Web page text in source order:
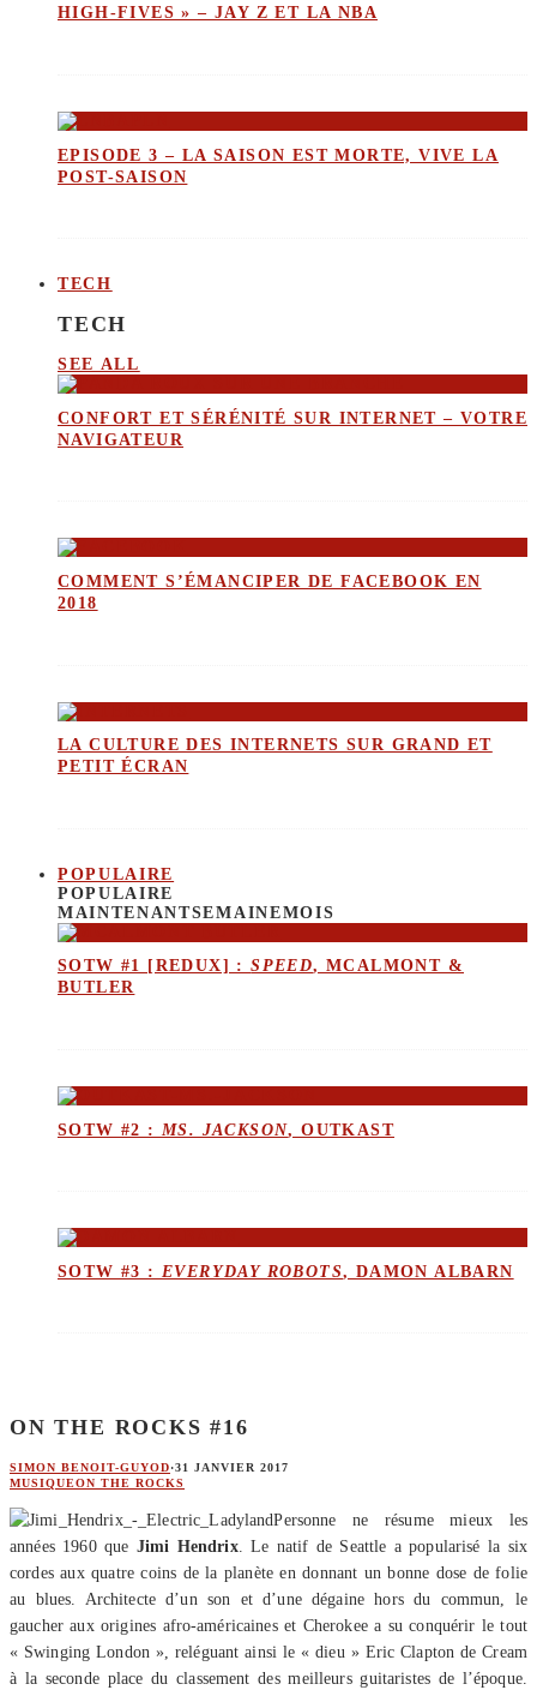
HIGH-FIVES » – JAY Z ET LA NBA
EPISODE 3 – LA SAISON EST MORTE, VIVE LA
POST-SAISON
TECH
TECH
SEE ALL
CONFORT ET SÉRÉNITÉ SUR INTERNET – VOTRE
NAVIGATEUR
COMMENT S’ÉMANCIPER DE FACEBOOK EN
2018
LA CULTURE DES INTERNETS SUR GRAND ET
PETIT ÉCRAN
POPULAIRE
POPULAIRE
MAINTENANTSEMAINEMOIS
SOTW #1 [REDUX] :SPEED, MCALMONT &
BUTLER
SOTW #2 : MS. JACKSON, OUTKAST
SOTW #3 : EVERYDAY ROBOTS, DAMON ALBARN
ON THE ROCKS #16
SIMON BENOIT-GUYOD·31 JANVIER 2017
MUSIQUEON THE ROCKS
Personne ne résume mieux les
années 1960 que Jimi Hendrix. Le natif de Seattle a popularisé la six
cordes aux quatre coins de la planète en donnant un bonne dose de folie
au blues. Architecte d’un son et d’une dégaine hors du commun, le
gaucher aux origines afro-américaines et Cherokee a su conquérir le tout
« Swinging London », reléguant ainsi le « dieu » Eric Clapton de Cream
à la seconde place du classement des meilleurs guitaristes de l’époque.